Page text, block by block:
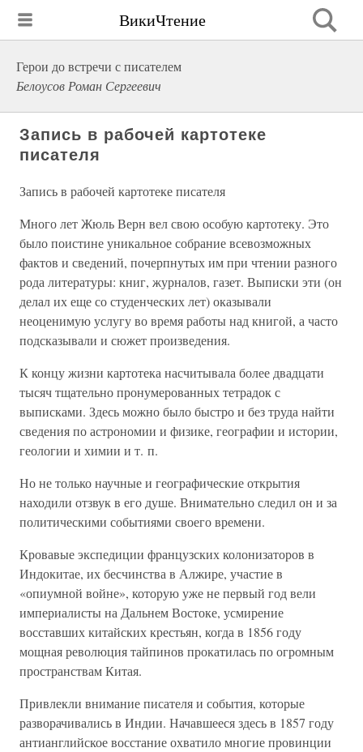
ВикиЧтение
Герои до встречи с писателем
Белоусов Роман Сергеевич
Запись в рабочей картотеке
писателя
Запись в рабочей картотеке писателя
Много лет Жюль Верн вел свою особую картотеку. Это
было поистине уникальное собрание всевозможных
фактов и сведений, почерпнутых им при чтении разного
рода литературы: книг, журналов, газет. Выписки эти (он
делал их еще со студенческих лет) оказывали
неоценимую услугу во время работы над книгой, а часто
подсказывали и сюжет произведения.
К концу жизни картотека насчитывала более двадцати
тысяч тщательно пронумерованных тетрадок с
выписками. Здесь можно было быстро и без труда найти
сведения по астрономии и физике, географии и истории,
геологии и химии и т. п.
Но не только научные и географические открытия
находили отзвук в его душе. Внимательно следил он и за
политическими событиями своего времени.
Кровавые экспедиции французских колонизаторов в
Индокитае, их бесчинства в Алжире, участие в
«опиумной войне», которую уже не первый год вели
империалисты на Дальнем Востоке, усмирение
восставших китайских крестьян, когда в 1856 году
мощная революция тайпинов прокатилась по огромным
пространствам Китая.
Привлекли внимание писателя и события, которые
разворачивались в Индии. Начавшееся здесь в 1857 году
антианглийское восстание охватило многие провинции